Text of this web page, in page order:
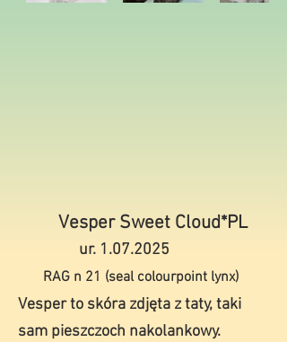
Vesper Sweet Cloud*PL
ur. 1.07.2025
RAG n 21 (seal colourpoint lynx)
Vesper to skóra zdjęta z taty, taki
sam pieszczoch nakolankowy.